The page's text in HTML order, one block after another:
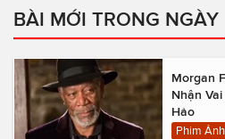
BÀI MỚI TRONG NGÀY
Morgan
Nhận
Hảo
Phim Ảnh